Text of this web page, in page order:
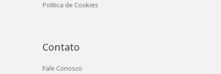
Politica de Cookies
Contato
Fale Conosco